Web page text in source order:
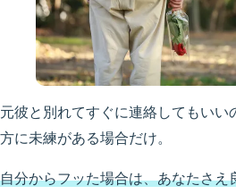
元彼と別れてすぐに連絡してもいい
方に未練がある場合だけ。
自分からフッた場合は、あなたさえ